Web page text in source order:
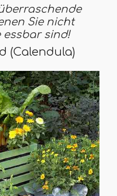
Sie nicht
essbar sind!
(Calendula)